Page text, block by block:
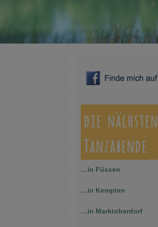
die nächsten
Tanzabende
…in Füssen
…in Kempten
…in Marktoberdorf